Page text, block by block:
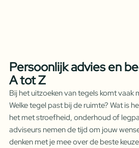
Persoonlijk advies en
A tot Z
Bij het uitzoeken van tegels komt vaak
Welke tegel past bij de ruimte? Wat is
het met stroefheid, onderhoud of
adviseurs nemen de tijd om jouw
denken met je mee over de beste